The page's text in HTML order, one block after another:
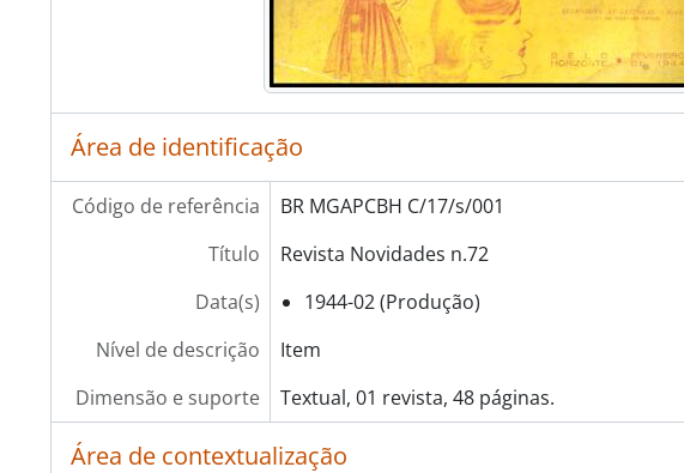
Área de identificação
Código de referência
BR MGAPCBH C/17/s/001
Título
Revista Novidades n.72
Data(s)
1944-02 (Produção)
Nível de descrição
Item
Dimensão e suporte
Textual, 01 revista, 48 páginas.
Área de contextualização